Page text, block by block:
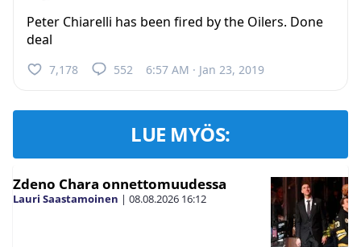
Peter Chiarelli has been fired by the Oilers. Done
deal
7,178 552 6:57 AM · Jan 23, 2019
LUE MYÖS:
Zdeno Chara onnettomuudessa
Lauri Saastamoinen | 08.08.2026 16:12